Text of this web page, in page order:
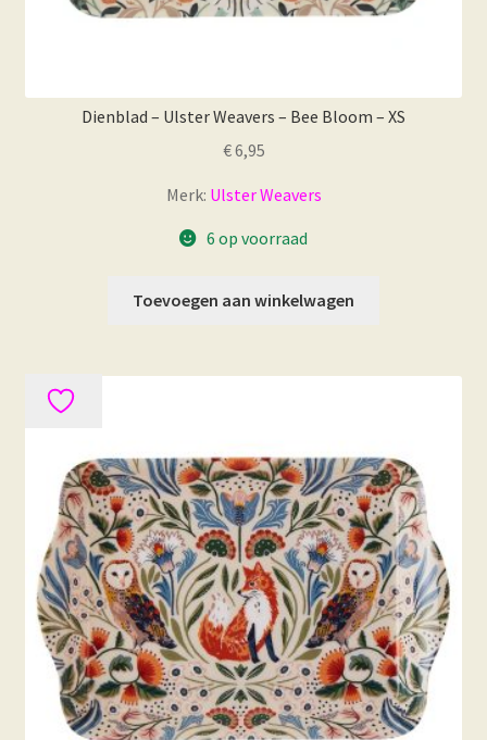
Dienblad – Ulster Weavers – Bee Bloom – XS
€6,95
Merk: Ulster Weavers
6 op voorraad
Toevoegen aan winkelwagen